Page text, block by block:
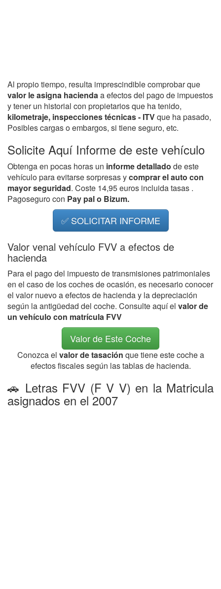
Al propio tiempo, resulta imprescindible comprobar que
valor le asigna haciendaa efectos del pago de impuestos
y tener un historial con propietarios que ha tenido,
kilometraje, inspecciones técnicas - ITVque ha pasado,
Posibles cargas o embargos, si tiene seguro, etc.
Solicite Aquí Informe de este vehículo
Obtenga en pocas horas un informe detallado de este
vehículo para evitarse sorpresas ycomprar el auto con
mayor seguridad. Coste 14,95 euros incluida tasas .
Pagoseguro con Pay pal o Bizum.
✅ SOLICITAR INFORME
Valor venal vehículo FVV a efectos de
hacienda
Para el pago del impuesto de transmisiones patrimoniales
en el caso de los coches de ocasión, es necesario conocer
el valor nuevo a efectos de hacienda y la depreciación
según la antigüedad del coche. Consulte aquí el valor de
un vehículo con matrícula FVV
Valor de Este Coche
Conozca el valor de tasación que tiene este coche a
efectos fiscales según las tablas de hacienda.
🚗 Letras FVV (F V V) en la Matricula
asignados en el 2007